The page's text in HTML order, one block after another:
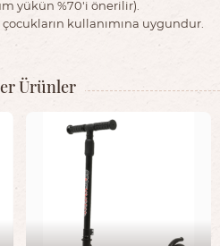
yükün %70'i önerilir).
kullanımına uygundur.
Ürünler